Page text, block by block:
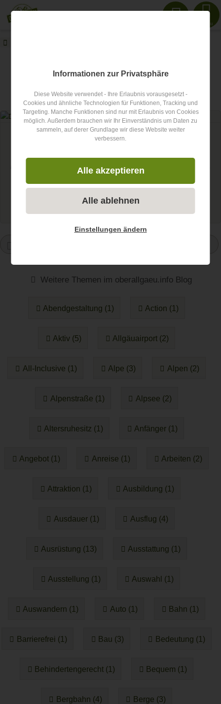
Menu
oberallgaeu.info Blog
Artikel zum ThemaHochalpen
Zug
Die Region Oberallgäu wird durch sanfte Hügelketten, Wiesen,
Wälder und Naturlandschaften geprägt. Viele Orte am...
Weiterlesen...
Weitere Themen im oberallgaeu.info Blog
Abendgestaltung (1) Action (1)
Aktiv (5) Allgäuairport (2)
All-Inclusive (1) Alpe (3) Alpen (2)
Alpenstraße (1) Alpsee (2)
Altersruhesitz (1) Anfänger (1)
Angebot (1) Anreise (1) Arbeiten (2)
Attraktion (1) Ausbildung (1)
Ausdauer (1) Ausflug (4)
Ausrüstung (13) Ausstattung (1)
Ausstellung (1) Auswahl (1)
Auswandern (1) Auto (1) Bahn (1)
Barrierefrei (1) Bau (3) Bedeutung (1)
Behindertengerecht (1) Bequem (1)
Bergbahn (4) Berge (3)
Informationen zur Privatsphäre
Diese Website verwendet - Ihre Erlaubnis vorausgesetzt -
Cookies und ähnliche Technologien für Funktionen, Tracking und
Targeting. Manche Funktionen sind nur mit Erlaubnis von Cookies
möglich. Außerdem brauchen wir Ihr Einverständnis um Daten zu
sammeln, auf derer Grundlage wir diese Website weiter
verbessern.
Alle akzeptieren
Alle ablehnen
Einstellungen ändern